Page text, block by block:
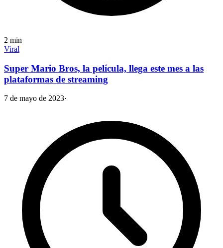
2 min
Viral
Super Mario Bros, la película, llega este mes a las
plataformas de streaming
7 de mayo de 2023·